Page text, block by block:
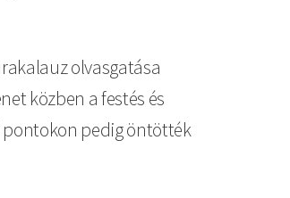
olvasgatása
közben a festés és
pontokon pedig öntötték